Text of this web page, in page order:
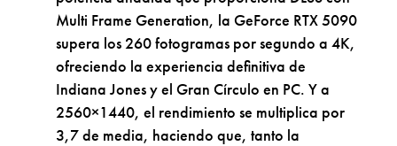
Multi Frame Generation, la GeForce RTX 5090
supera los 260 fotogramas por segundo a 4K,
ofreciendo la experiencia definitiva de
Indiana Jones y el Gran Círculo en PC. Y a
2560×1440, el rendimiento se multiplica por
3,7 de media, haciendo que, tanto la